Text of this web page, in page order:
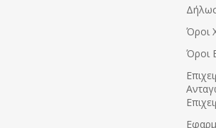
Όροι
Όροι